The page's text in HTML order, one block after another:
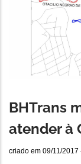
BHTrans
atender à
criado em 09/11/2017